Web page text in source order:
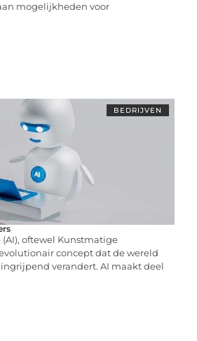
mogelijkheden voor
BEDRIJVEN
oftewel Kunstmatige
concept dat de wereld
verandert. AI maakt deel